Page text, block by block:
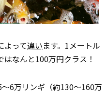
よって違います。1メートル
なんと100万円クラス！
6万リンギ（約130～160万